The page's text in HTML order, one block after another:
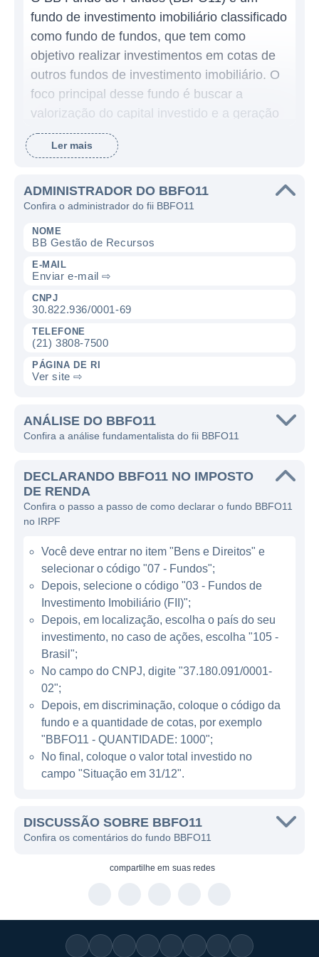
fundo de investimento imobiliário classificado
como fundo de fundos, que tem como
objetivo realizar investimentos em cotas de
outros fundos de investimento imobiliário. O
foco principal desse fundo é buscar a
valorização do capital investido e a geração
de renda para seus cotistas, por meio da
diversificação e da escolha criteriosa dos
Esse fundo tende a investir em diversos tipos
centers, imóveis comerciais, escritórios,
entre outros. Ao alocar recursos em
diferentes fundos, o BBFO11 busca
minimizar riscos e proporcionar aos
investidores a chance de acessar uma
carteira diversificada, sem a necessidade de
individualmente.
incumbida de escolher os melhores fundos e
oportunidades para compor a carteira do
o desempenho, a solidez e o histórico dos
fundos em que pretende investir, visando
proporcionar a maior rentabilidade possível
CARACTERÍSTICAS DO BB FUNDO DE
FUNDOS
A proposta do BBFO11 é disponibilizar uma
alternativa de investimento imobiliário
simples e eficiente, permitindo que
investidores acessem o mercado de imóveis
comerciais e residenciais por meio de cotas
em fundos já estabelecidos. Isso possibilita
não apenas maior segurança, mas uma
gestão profissional e a possibilidade de
recebimento de rendimentos provenientes de
O regulamento do BBFO11 também permite
investimentos, pois pode destinar parte do
volatilidade e proporcionar um fluxo de
Ler mais
ADMINISTRADOR DO BBFO11
Confira o administrador do fii BBFO11
NOME
BB Gestão de Recursos
E-MAIL
Enviar e-mail ⇨
CNPJ
30.822.936/0001-69
TELEFONE
(21) 3808-7500
PÁGINA DE RI
Ver site ⇨
ANÁLISE DO BBFO11
Confira a análise fundamentalista do fii BBFO11
DECLARANDO BBFO11 NO IMPOSTO
DE RENDA
Confira o passo a passo de como declarar o fundo BBFO11
no IRPF
Você deve entrar no item "Bens e Direitos" e
selecionar o código "07 - Fundos";
Depois, selecione o código "03 - Fundos de
Investimento Imobiliário (FII)";
Depois, em localização, escolha o país do seu
investimento, no caso de ações, escolha "105 -
Brasil";
No campo do CNPJ, digite "37.180.091/0001-
02";
Depois, em discriminação, coloque o código da
fundo e a quantidade de cotas, por exemplo
"BBFO11 - QUANTIDADE: 1000";
No final, coloque o valor total investido no
campo "Situação em 31/12".
DISCUSSÃO SOBRE BBFO11
Confira os comentários do fundo BBFO11
compartilhe em suas redes